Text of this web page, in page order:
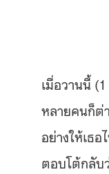
เมื่อวานนี้
หลายคนก็ต่
อย่างให้เธ
ตอบโต้กลับ